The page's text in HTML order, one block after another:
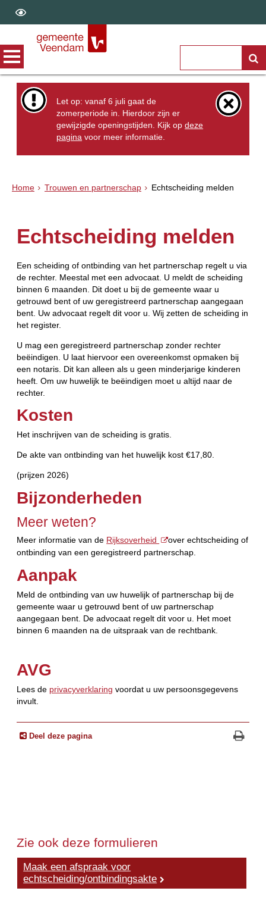
Let op: vanaf 6 juli gaat de
zomerperiode in. Hierdoor zijn er
gewijzigde openingstijden. Kijk opdeze
pagina voor meer informatie.
Home Trouwen en partnerschap Echtscheiding melden
Echtscheiding melden
Een scheiding of ontbinding van het partnerschap regelt u via
de rechter. Meestal met een advocaat. U meldt de scheiding
binnen 6 maanden. Dit doet u bij de gemeente waar u
getrouwd bent of uw geregistreerd partnerschap aangegaan
bent. Uw advocaat regelt dit voor u. Wij zetten de scheiding in
het register.
U mag een geregistreerd partnerschap zonder rechter
beëindigen. U laat hiervoor een overeenkomst opmaken bij
een notaris. Dit kan alleen als u geen minderjarige kinderen
heeft. Om uw huwelijk te beëindigen moet u altijd naar de
rechter.
Kosten
Het inschrijven van de scheiding is gratis.
De akte van ontbinding van het huwelijk kost €17,80.
(prijzen 2026)
Bijzonderheden
Meer weten?
Meer informatie van de Rijksoverheid
over echtscheiding of
ontbinding van een geregistreerd partnerschap.
Aanpak
Meld de ontbinding van uw huwelijk of partnerschap bij de
gemeente waar u getrouwd bent of uw partnerschap
aangegaan bent. De advocaat regelt dit voor u. Het moet
binnen 6 maanden na de uitspraak van de rechtbank.
AVG
Lees de privacyverklaring voordat u uw persoonsgegevens
invult.
Deel deze pagina
Zie ook deze formulieren
Maak een afspraak voor
echtscheiding/ontbindingsakte